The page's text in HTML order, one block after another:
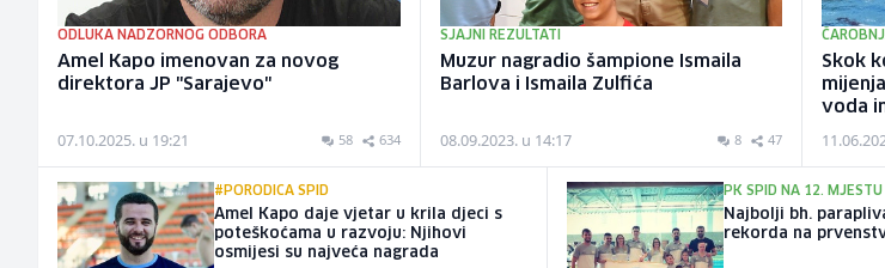
ODLUKA NADZORNOG ODBORA
Amel Kapo imenovan za novog
direktora JP "Sarajevo"
07.10.2025. u 19:21 58 634
SJAJNI REZULTATI
Muzur nagradio šampione Ismaila
Barlova i Ismaila Zulfića
08.09.2023. u 14:17 8 47
Skok
voda
#PORODICA SPID
Amel Kapo daje vjetar u krila djeci s
poteškoćama u razvoju: Njihovi
osmijesi su najveća nagrada
PK SPID NA 12. MJESTU
Najbolji bh.
rekorda na